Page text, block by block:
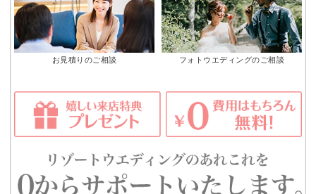
お見積りのご相談 フォトウエディングのご相談